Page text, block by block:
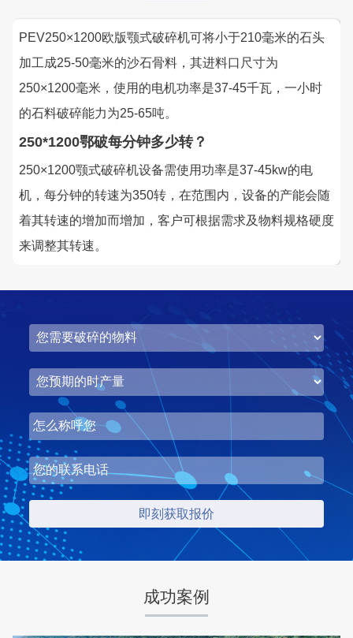
PEV250×1200欧版颚式破碎机可将小于210毫米的石头
加工成25-50毫米的沙石骨料，其进料口尺寸为
250×1200毫米，使用的电机功率是37-45千瓦，一小时
的石料破碎能力为25-65吨。
250*1200鄂破每分钟多少转？
250×1200颚式破碎机设备需使用功率是37-45kw的电
机，每分钟的转速为350转，在范围内，设备的产能会随
着其转速的增加而增加，客户可根据需求及物料规格硬度
来调整其转速。
成功案例
湖北省中昇东浩荆门建材时产500-600吨机制砂项目
项目坐标
湖北省荆门市
设计产能
时产500-600吨
项目业主
中昇东浩荆门建材
生产原料
石灰石
咨询该项目执行经理